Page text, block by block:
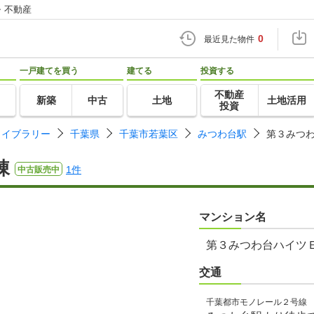
不動産
最近見た物件 0
一戸建てを買う
新築 中古
建てる
土地
投資する
不動産
投資
土地活用
ブラリー 千葉県 千葉市若葉区 みつわ台駅 第３みつ
中古販売中 1件
マンション名
第３みつわ台ハイツ
交通
千葉都市モノレール２号線